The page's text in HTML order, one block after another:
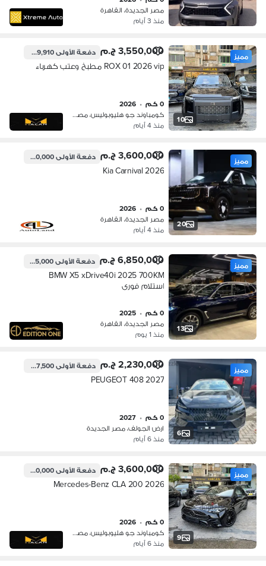
مصر الجديدة، القاهرة
منذ 3 أيام
10
مميز 3,550,000 ج.م دفعة الأولى1,079,910 ج.م
ROX 01 2026 vip مطبخ وعتب كهرباء
0 كم •
2026
كومباوند جو هليوبوليس، مصر الجديدة
منذ 4 أيام
20
مميز 3,600,000 ج.م دفعة الأولى1,080,000 ج.م
Kia Carnival 2026
0 كم •
2026
مصر الجديدة، القاهرة
منذ 4 أيام
13
مميز 6,850,000 ج.م دفعة الأولى2,055,000 ج.م
BMW X5 xDrive40i 2025 700KM
استلام فورى
0 كم •
2025
مصر الجديدة، القاهرة
منذ 1 يوم
6
مميز 2,230,000 ج.م دفعة الأولى557,500 ج.م
PEUGEOT 408 2027
0 كم •
2027
ارض الجولف، مصر الجديدة
منذ 6 أيام
9
مميز 3,600,000 ج.م دفعة الأولى1,080,000 ج.م
Mercedes-Benz CLA 200 2026
0 كم •
2026
كومباوند جو هليوبوليس، مصر الجديدة
منذ 6 أيام